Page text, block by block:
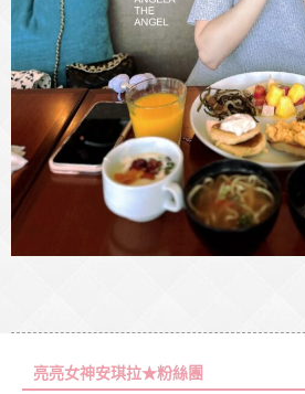
亮亮女神安琪拉★粉絲團